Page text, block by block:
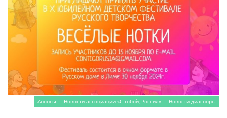
Анонсы Новости ассоциации «С тобой, Россия» Новости диаспоры